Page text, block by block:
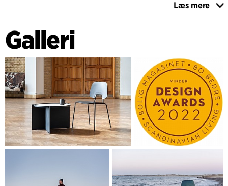
Den karakterfulde kobling mellem stel og skaller er udført,
geometri og proportionering giver den bedst mulige
siddekomfort. Mødet mellem ryggen og stellet er udformet
som et velplaceret og ergonomisk greb, der gør det let at
håndtere stolen og flytte rundt på den med en hånd.
Samtidig skaber det et legende og stiliseret bølgemotiv, når
stolene opstilles i rækker.
RUMs på en gang venlige, afdæmpede og funktionelle
udtryk er rundet af den nordiske designtradition. Det ses
bl.a. med sædets og ryggens blødt afrundede, organiske
hav, som R.U.M. er med til at gøre en lille smule renere.
Læs mere
Galleri